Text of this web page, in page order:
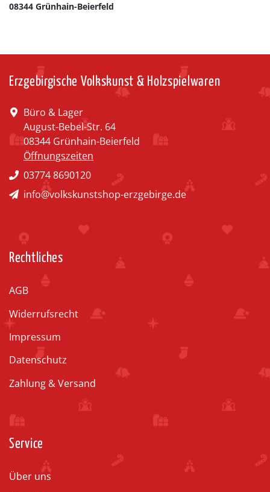
08344 Grünhain-Beierfeld
Erzgebirgische Volkskunst & Holzspielwaren
Büro & Lager
August-Bebel-Str. 64
08344 Grünhain-Beierfeld
Öffnungszeiten
03774 8690120
info@volkskunstshop-erzgebirge.de
Rechtliches
AGB
Widerrufsrecht
Impressum
Datenschutz
Zahlung & Versand
Service
Über uns